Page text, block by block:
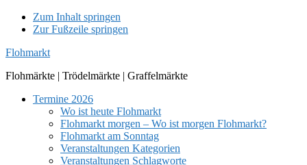
Zum Inhalt springen
Zur Fußzeile springen
Flohmarkt
Flohmärkte | Trödelmärkte | Graffelmärkte
Termine 2026
Wo ist heute Flohmarkt
Flohmarkt morgen – Wo ist morgen Flohmarkt?
Flohmarkt am Sonntag
Veranstaltungen Kategorien
Veranstaltungen Schlagworte